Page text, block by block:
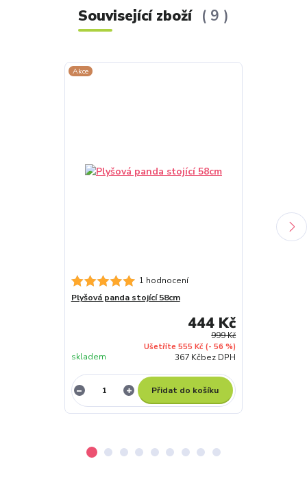
Související zboží 9
Akce
1 hodnocení
Plyšová panda stojící 58cm
999 Kč
Ušetříte 555 Kč (- 56 %)
444 Kč
367 Kčbez DPH
skladem
Přidat do košíku